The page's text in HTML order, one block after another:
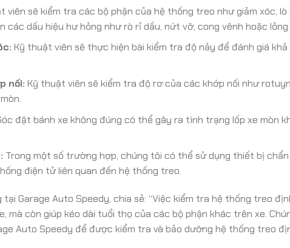
viên sẽ kiểm tra các bộ phận của hệ thống treo như giảm xóc, lò
dấu hiệu hư hỏng như rò rỉ dầu, nứt vỡ, cong vênh hoặc lỏng
Kỹ thuật viên sẽ thực hiện bài kiểm tra độ nảy để đánh giá khả
nối: Kỹ thuật viên sẽ kiểm tra độ rơ của các khớp nối như
đặt bánh xe không đúng có thể gây ra tình trạng lốp xe mòn
Trong một số trường hợp, chúng tôi có thể sử dụng thiết bị
điện tử liên quan đến hệ thống treo.
tại Garage Auto Speedy, chia sẻ: “Việc kiểm tra hệ thống treo
mà còn giúp kéo dài tuổi thọ của các bộ phận khác trên xe.
Auto Speedy để được kiểm tra và bảo dưỡng hệ thống treo